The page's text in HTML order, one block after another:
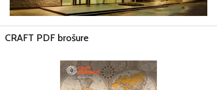
CRAFT PDF brošure